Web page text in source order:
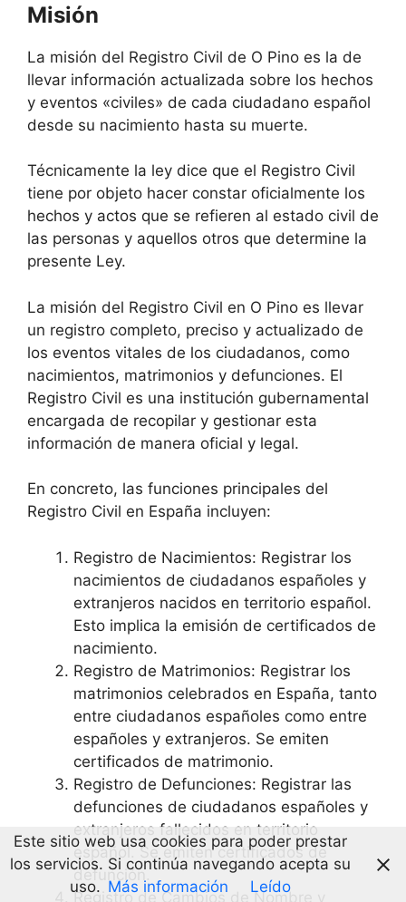
Misión
La misión del Registro Civil de O Pino es la de
llevar información actualizada sobre los hechos
y eventos «civiles» de cada ciudadano español
desde su nacimiento hasta su muerte.
Técnicamente la ley dice que el Registro Civil
tiene por objeto hacer constar oficialmente los
hechos y actos que se refieren al estado civil de
las personas y aquellos otros que determine la
presente Ley.
La misión del Registro Civil en O Pino es llevar
un registro completo, preciso y actualizado de
los eventos vitales de los ciudadanos, como
nacimientos, matrimonios y defunciones. El
Registro Civil es una institución gubernamental
encargada de recopilar y gestionar esta
información de manera oficial y legal.
En concreto, las funciones principales del
Registro Civil en España incluyen:
Registro de Nacimientos: Registrar los
nacimientos de ciudadanos españoles y
extranjeros nacidos en territorio español.
Esto implica la emisión de certificados de
nacimiento.
Registro de Matrimonios: Registrar los
matrimonios celebrados en España, tanto
entre ciudadanos españoles como entre
españoles y extranjeros. Se emiten
certificados de matrimonio.
Registro de Defunciones: Registrar las
defunciones de ciudadanos españoles y
extranjeros fallecidos en territorio
español. Se emiten certificados de
defunción.
Registro de Cambios de Nombre y
Este sitio web usa cookies para poder prestar
los servicios. Si continúa navegando acepta su
uso. Más información Leído